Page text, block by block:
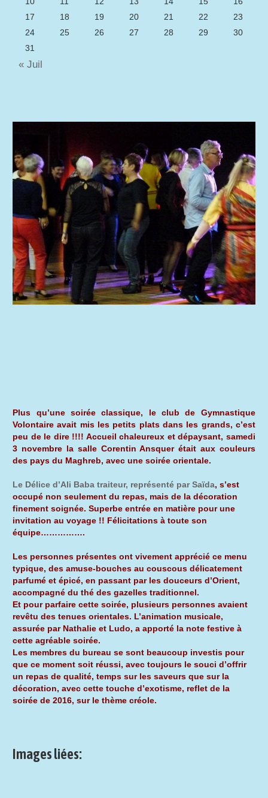
Plus qu’une soirée classique, le club de Gymnastique
Volontaire avait mis les petits plats dans les grands, c’est
peu de le dire !!!! Accueil chaleureux et dépaysant, samedi
3 novembre la salle Corentin Ansquer était aux couleurs
des pays du Maghreb, avec une soirée orientale.
Le Délice d’Ali Baba traiteur, représenté par Saïda, s’est
occupé non seulement du repas, mais de la décoration
finement soignée. Superbe entrée en matière pour une
invitation au voyage !! Félicitations à toute son
équipe…………….
Les personnes présentes ont vivement apprécié ce menu
typique, des amuse-bouches au couscous délicatement
parfumé et épicé, en passant par les douceurs d’Orient,
accompagné du thé des gazelles traditionnel.
Et pour parfaire cette soirée, plusieurs personnes avaient
revêtu des tenues orientales. L’animation musicale,
assurée par Nathalie et Ludo, a apporté la note festive à
cette agréable soirée.
Les membres du bureau se sont beaucoup investis pour
que ce moment soit réussi, avec toujours le souci d’offrir
un repas de qualité, temps sur les saveurs que sur la
décoration, avec cette touche d’exotisme, reflet de la
soirée de 2016, sur le thème créole.
Images liées:
17
18 19 20 21 22
23
24
25 26 27 28 29
30
31
« Juil